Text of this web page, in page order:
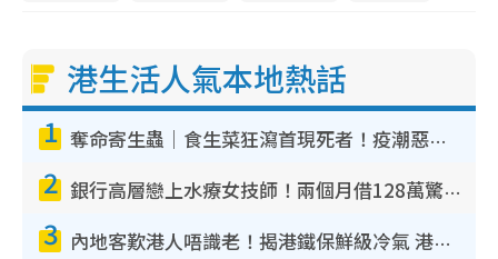
港生活人氣本地熱話
1 奪命寄生蟲｜食生菜狂瀉首現死者！疫潮惡化錄1.8萬宗病例 揭洗菜3大謬誤
2 銀行高層戀上水療女技師！兩個月借128萬驚覺「沉船」沉落火海 揭背後疑似邪教操控賣淫
3 內地客歎港人唔識老！揭港鐵保鮮級冷氣 港人求放過：咪投訴